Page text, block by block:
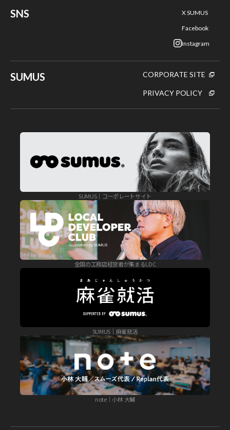
SNS
X SUMUS
Facebook
Instagram
SUMUS CORPORATE SITE
PRIVACY POLICY
SUMUS｜コーポレートサイト
全国の工務店経営者が集まるLDC
SUMUS｜麻雀就活
note｜小林 大輔